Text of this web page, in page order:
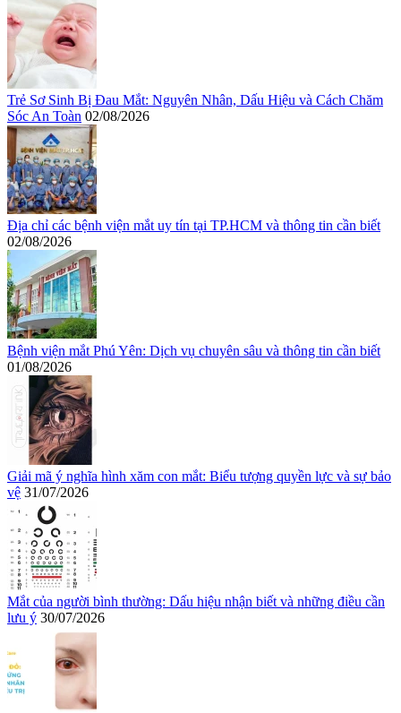
Trẻ Sơ Sinh Bị Đau Mắt: Nguyên Nhân, Dấu Hiệu và Cách Chăm
Sóc An Toàn 02/08/2026
Địa chỉ các bệnh viện mắt uy tín tại TP.HCM và thông tin cần biết
02/08/2026
Bệnh viện mắt Phú Yên: Dịch vụ chuyên sâu và thông tin cần biết
01/08/2026
Giải mã ý nghĩa hình xăm con mắt: Biểu tượng quyền lực và sự bảo
vệ 31/07/2026
Mắt của người bình thường: Dấu hiệu nhận biết và những điều cần
lưu ý 30/07/2026